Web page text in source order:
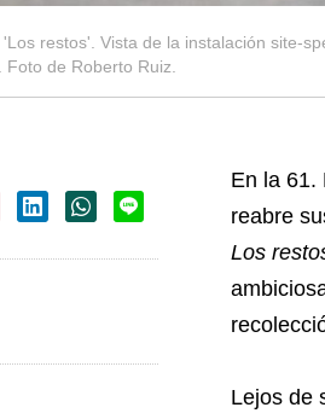
restos'. Vista de la instalación site-
Foto de Roberto Ruiz.
En la 61.
reabre
Los
Lejos de